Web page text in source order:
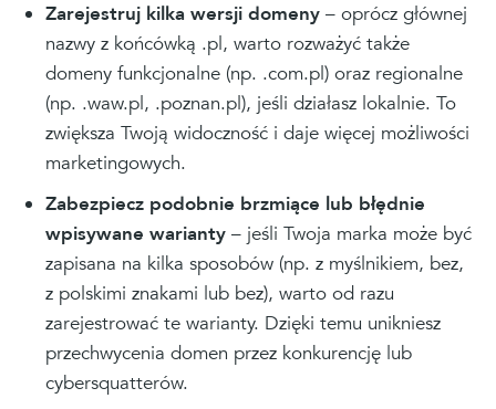
Zarejestruj kilka wersji domeny – oprócz głównej
nazwy z końcówką .pl, warto rozważyć także
domeny funkcjonalne (np. .com.pl) oraz regionalne
(np. .waw.pl, .poznan.pl), jeśli działasz lokalnie. To
zwiększa Twoją widoczność i daje więcej możliwości
marketingowych.
Zabezpiecz podobnie brzmiące lub błędnie
wpisywane warianty – jeśli Twoja marka może być
zapisana na kilka sposobów (np. z myślnikiem, bez,
z polskimi znakami lub bez), warto od razu
zarejestrować te warianty. Dzięki temu unikniesz
przechwycenia domen przez konkurencję lub
cybersquatterów.